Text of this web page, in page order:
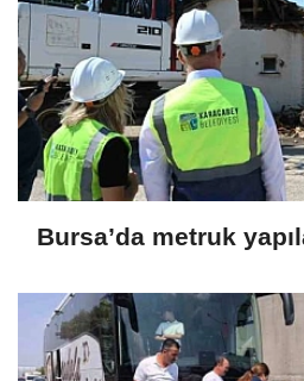
Bursa’da metruk